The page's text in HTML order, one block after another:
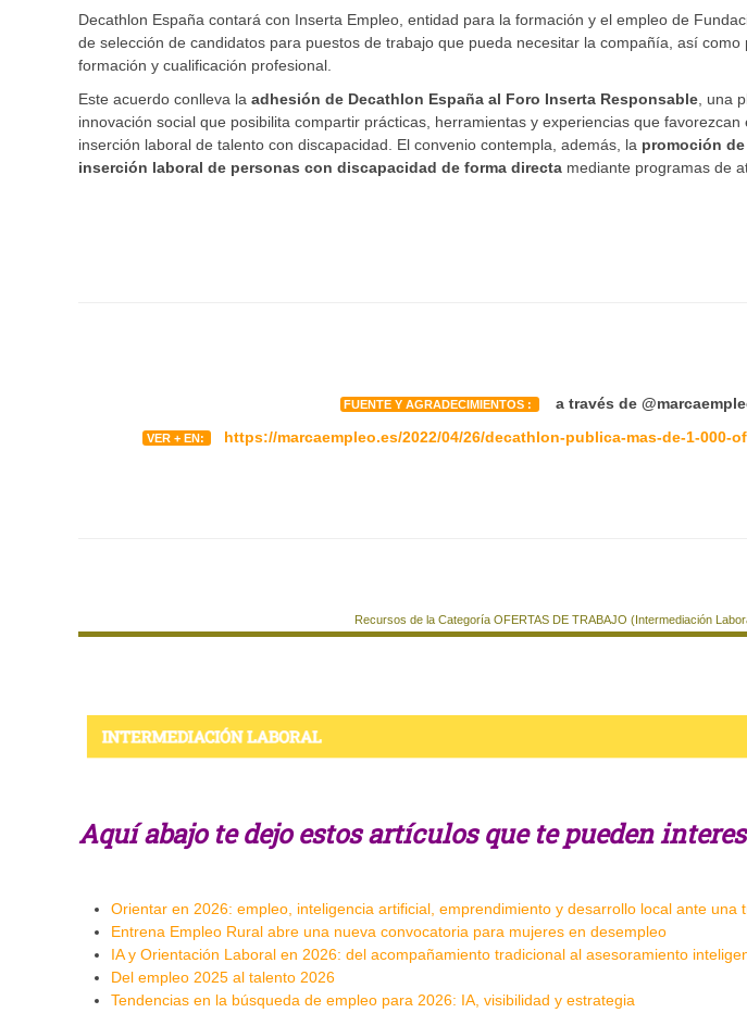
Decathlon España contará con Inserta Empleo, entidad para la formación y el empleo de
de selección de candidatos para puestos de trabajo que pueda necesitar la compañía, así
formación y cualificación profesional.
Este acuerdo conlleva la adhesión de Decathlon España al Foro Inserta Responsable, una
innovación social que posibilita compartir prácticas, herramientas y experiencias que
inserción laboral de talento con discapacidad. El convenio contempla, además, la promoción
inserción laboral de personas con discapacidad de forma directa mediante programas de
FUENTE Y AGRADECIMIENTOS : a través de
VER + EN: https://marcaempleo.es/2022/04/26/decathlon-publica-mas-de-1-000-
Recursos de la Categoría OFERTAS DE TRABAJO (Intermediación
Aquí abajo te dejo estos artículos que te pueden
Orientar en 2026: empleo, inteligencia artificial, emprendimiento y desarrollo local ante una
Entrena Empleo Rural abre una nueva convocatoria para mujeres en desempleo
IA y Orientación Laboral en 2026: del acompañamiento tradicional al asesoramiento
Del empleo 2025 al talento 2026
Tendencias en la búsqueda de empleo para 2026: IA, visibilidad y estrategia